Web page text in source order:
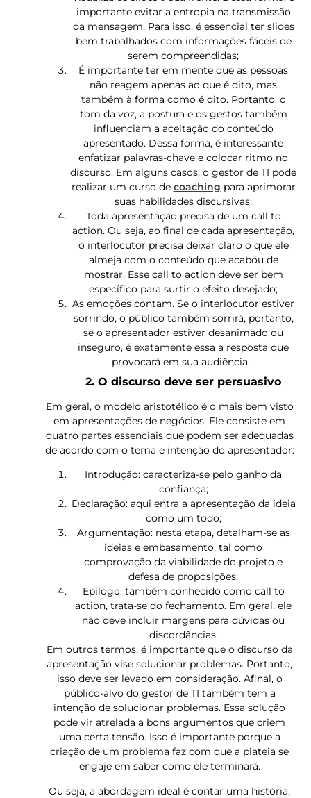
importante evitar a entropia na transmissão
da mensagem. Para isso, é essencial ter slides
bem trabalhados com informações fáceis de
serem compreendidas;
É importante ter em mente que as pessoas
não reagem apenas ao que é dito, mas
também à forma como é dito. Portanto, o
tom da voz, a postura e os gestos também
influenciam a aceitação do conteúdo
apresentado. Dessa forma, é interessante
enfatizar palavras-chave e colocar ritmo no
discurso. Em alguns casos, o gestor de TI pode
realizar um curso de coaching para aprimorar
suas habilidades discursivas;
Toda apresentação precisa de um call to
action. Ou seja, ao final de cada apresentação,
o interlocutor precisa deixar claro o que ele
almeja com o conteúdo que acabou de
mostrar. Esse call to action deve ser bem
específico para surtir o efeito desejado;
As emoções contam. Se o interlocutor estiver
sorrindo, o público também sorrirá, portanto,
se o apresentador estiver desanimado ou
inseguro, é exatamente essa a resposta que
provocará em sua audiência.
2. O discurso deve ser persuasivo
Em geral, o modelo aristotélico é o mais bem visto
em apresentações de negócios. Ele consiste em
quatro partes essenciais que podem ser adequadas
de acordo com o tema e intenção do apresentador:
Introdução: caracteriza-se pelo ganho da
confiança;
Declaração: aqui entra a apresentação da ideia
como um todo;
Argumentação: nesta etapa, detalham-se as
ideias e embasamento, tal como
comprovação da viabilidade do projeto e
defesa de proposições;
Epílogo: também conhecido como call to
action, trata-se do fechamento. Em geral, ele
não deve incluir margens para dúvidas ou
discordâncias.
Em outros termos, é importante que o discurso da
apresentação vise solucionar problemas. Portanto,
isso deve ser levado em consideração. Afinal, o
público-alvo do gestor de TI também tem a
intenção de solucionar problemas. Essa solução
pode vir atrelada a bons argumentos que criem
uma certa tensão. Isso é importante porque a
criação de um problema faz com que a plateia se
engaje em saber como ele terminará.
Ou seja, a abordagem ideal é contar uma história,